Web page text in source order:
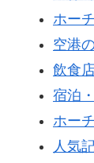
ホー
空港
飲食
宿泊
ホー
人気